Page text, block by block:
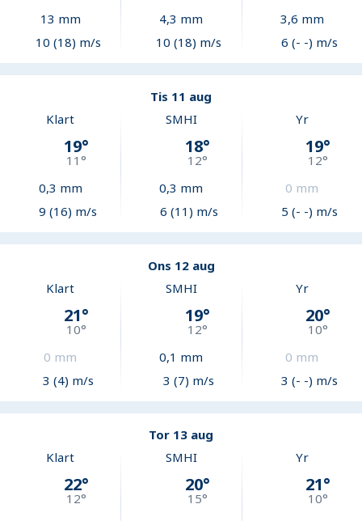
13 mm
10 (18) m/s
4,3 mm
10 (18) m/s
3,6 mm
6 (- -) m/s
Tis 11 aug
Klart
19°
11°
0,3 mm
9 (16) m/s
SMHI
18°
12°
0,3 mm
6 (11) m/s
Yr
19°
12°
0 mm
5 (- -) m/s
Ons 12 aug
Klart
21°
10°
0 mm
3 (4) m/s
SMHI
19°
12°
0,1 mm
3 (7) m/s
Yr
20°
10°
0 mm
3 (- -) m/s
Tor 13 aug
Klart
22°
12°
SMHI
20°
15°
Yr
21°
10°